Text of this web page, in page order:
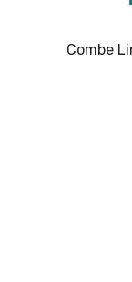
Combe